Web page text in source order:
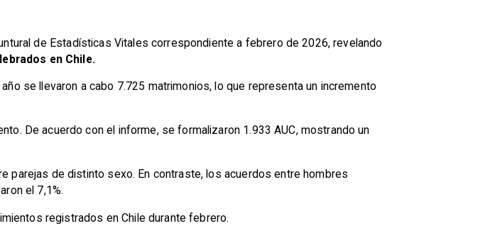
de Estadísticas Vitales correspondiente a febrero de 2026, revelando
en Chile.
se llevaron a cabo 7.725 matrimonios, lo que representa un incremento
De acuerdo con el informe, se formalizaron 1.933 AUC, mostrando un
parejas de distinto sexo. En contraste, los acuerdos entre hombres
el 7,1%.
registrados en Chile durante febrero.